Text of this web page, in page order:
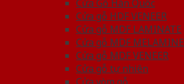
Cửa Gỗ Hàn Quốc
Cửa gỗ HDF VENEER
Cửa gỗ MDF LAMINATE
Cửa gỗ MDF MELAMINE
Cửa gỗ MDF VENEER
Cửa gỗ tự nhiên